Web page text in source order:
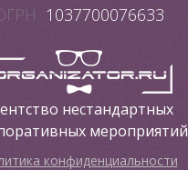
1037700076633
нестандартных
мероприятий
конфиденциальности